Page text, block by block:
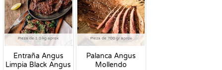
Pieza de 1.0 kg aprox
Entraña Angus
Limpia Black Angus
Pieza de 700 gr aprox
Palanca Angus
Mollendo